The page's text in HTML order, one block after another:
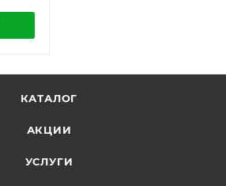
КАТАЛОГ
АКЦИИ
УСЛУГИ